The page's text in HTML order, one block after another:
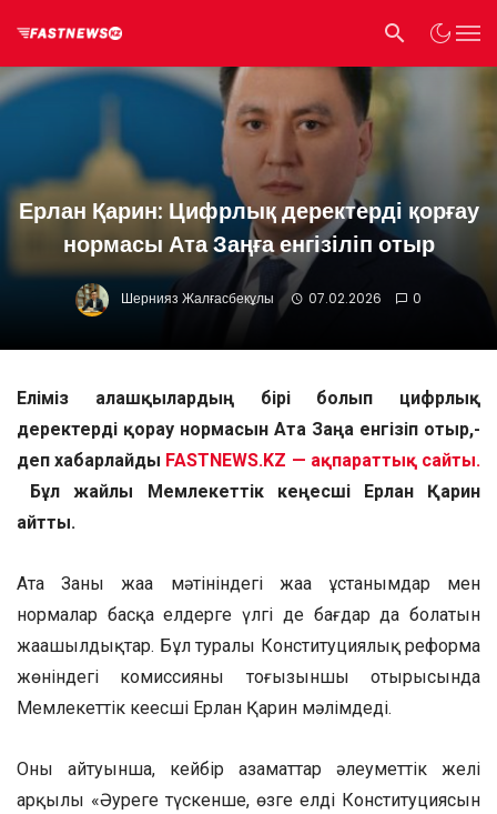
Ерлан Қарин: Цифрлық деректерді қорғау
нормасы Ата Заңға енгізіліп отыр
Шернияз Жалғасбекұлы 07.02.2026 0
Еліміз алғашқылардың бірі болып цифрлық
деректерді қорғау нормасын Ата Заңға енгізіп отыр,-
деп хабарлайды FASTNEWS.KZ — ақпараттық сайты.
Бұл жайлы Мемлекеттік кеңесші Ерлан Қарин
айтты.
Ата Заңның жаңа мәтініндегі жаңа ұстанымдар мен
нормалар басқа елдерге үлгі де бағдар да болатын
жаңашылдықтар. Бұл туралы Конституциялық реформа
жөніндегі комиссияның тоғызыншы отырысында
Мемлекеттік кеңесші Ерлан Қарин мәлімдеді.
Оның айтуынша, кейбір азаматтар әлеуметтік желі
арқылы «Әуреге түскенше, өзге елдің Конституциясын